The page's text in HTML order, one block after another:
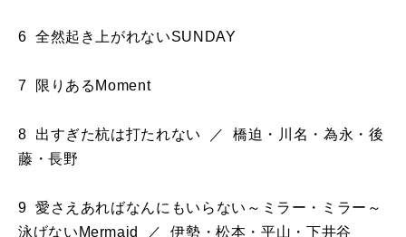
6 全然起き上がれないSUNDAY
7 限りあるMoment
8 出すぎた杭は打たれない ／ 橋迫・川名・為永・後
藤・長野
9 愛さえあればなんにもいらない～ミラー・ミラー～
泳げないMermaid ／ 伊勢・松本・平山・下井谷